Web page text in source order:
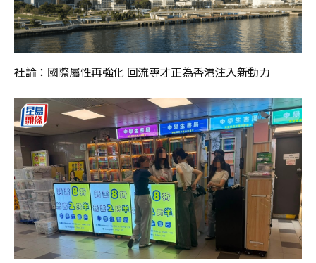
社論：國際屬性再強化 回流專才正為香港注入新動力